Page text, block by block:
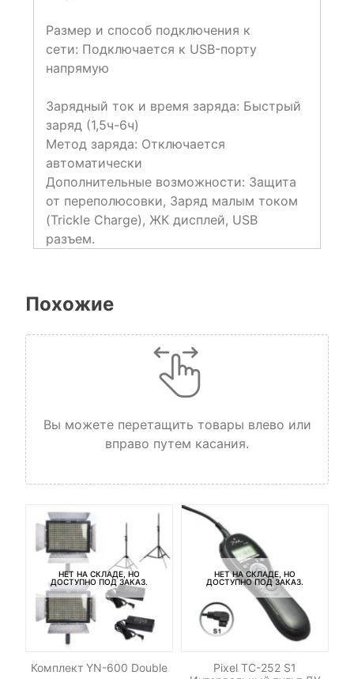
Размер и способ подключения к
сети: Подключается к USB-порту
напрямую
Зарядный ток и время заряда: Быстрый
заряд (1,5ч-6ч)
Метод заряда: Отключается
автоматически
Дополнительные возможности: Защита
от переполюсовки, Заряд малым током
(Trickle Charge), ЖК дисплей, USB
разъем.
Похожие
Вы можете перетащить товары влево или
вправо путем касания.
НЕТ НА СКЛАДЕ, НО
ДОСТУПНО ПОД ЗАКАЗ.
Комплект YN-600 Double
НЕТ НА СКЛАДЕ, НО
ДОСТУПНО ПОД ЗАКАЗ.
Pixel TC-252 S1